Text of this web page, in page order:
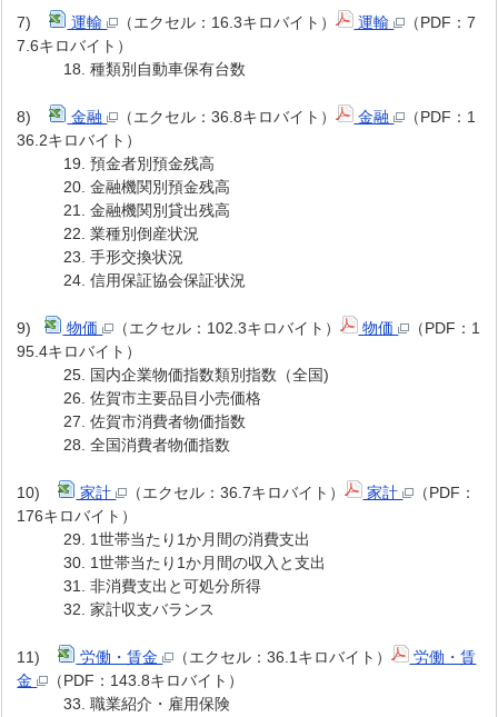
7) 運輸 （エクセル：16.3キロバイト） 運輸
（PDF：7
7.6キロバイト）
18. 種類別自動車保有台数
8) 金融 （エクセル：36.8キロバイト） 金融
（PDF：1
36.2キロバイト）
19. 預金者別預金残高
20. 金融機関別預金残高
21. 金融機関別貸出残高
22. 業種別倒産状況
23. 手形交換状況
24. 信用保証協会保証状況
9) 物価 （エクセル：102.3キロバイト） 物価
（PDF：1
95.4キロバイト）
25. 国内企業物価指数類別指数（全国)
26. 佐賀市主要品目小売価格
27. 佐賀市消費者物価指数
28. 全国消費者物価指数
10) 家計 （エクセル：36.7キロバイト） 家計
（PDF：
176キロバイト）
29. 1世帯当たり1か月間の消費支出
30. 1世帯当たり1か月間の収入と支出
31. 非消費支出と可処分所得
32. 家計収支バランス
11) 労働・賃金 （エクセル：36.1キロバイト）
労働・賃
金
（PDF：143.8キロバイト）
33. 職業紹介・雇用保険